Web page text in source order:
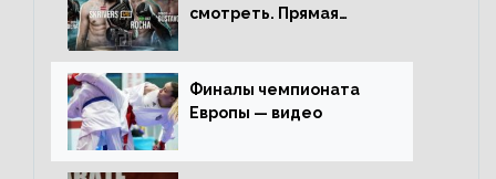
смотреть. Прямая
Финалы чемпионата
Европы — видео